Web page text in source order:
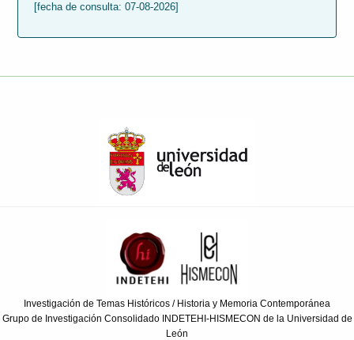
[fecha de consulta: 07-08-2026]
Investigación de Temas Históricos / Historia y Memoria Contemporánea
Grupo de Investigación Consolidado INDETEHI-HISMECON de la Universidad de
León